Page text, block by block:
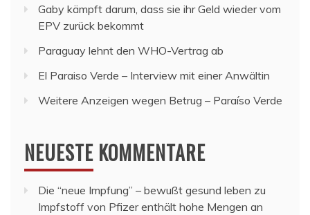
Gaby kämpft darum, dass sie ihr Geld wieder vom
EPV zurück bekommt
Paraguay lehnt den WHO-Vertrag ab
El Paraiso Verde – Interview mit einer Anwältin
Weitere Anzeigen wegen Betrug – Paraíso Verde
NEUESTE KOMMENTARE
Die “neue Impfung” – bewußt gesund leben zu
Impfstoff von Pfizer enthält hohe Mengen an